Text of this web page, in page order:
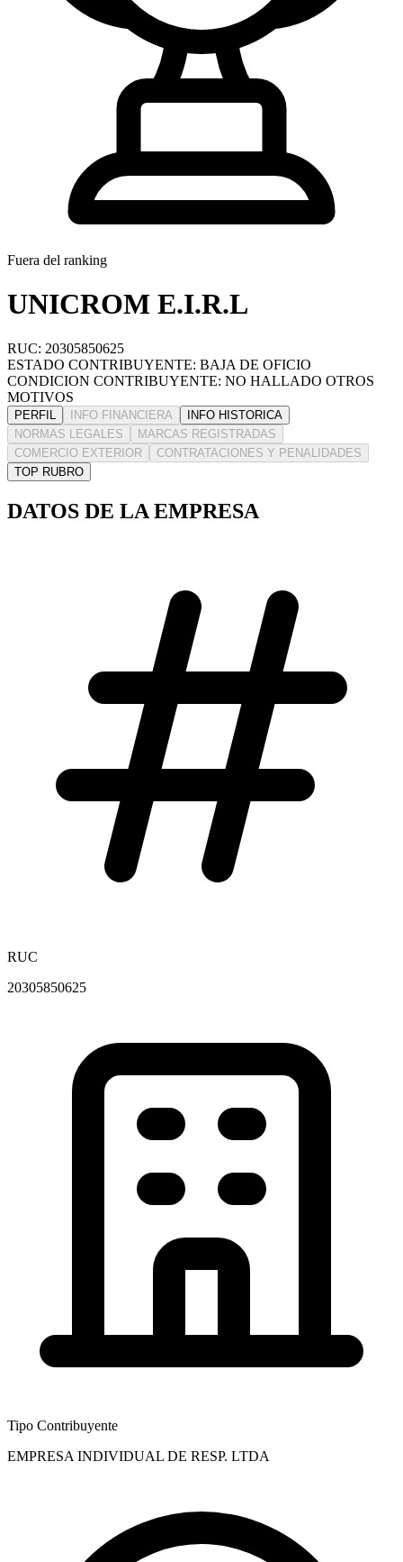
Fuera del ranking
UNICROM E.I.R.L
RUC: 20305850625
ESTADO CONTRIBUYENTE: BAJA DE OFICIO
CONDICION CONTRIBUYENTE: NO HALLADO OTROS
MOTIVOS
PERFIL INFO FINANCIERA
INFO HISTORICA
NORMAS LEGALES
MARCAS REGISTRADAS
COMERCIO EXTERIOR
CONTRATACIONES Y PENALIDADES
TOP RUBRO
DATOS DE LA EMPRESA
RUC
20305850625
Tipo Contribuyente
EMPRESA INDIVIDUAL DE RESP. LTDA